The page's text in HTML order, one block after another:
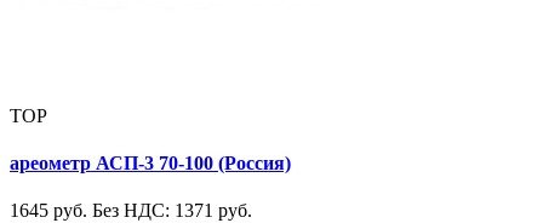
TOP
ареометр АСП-3 70-100 (Россия)
1645 руб. Без НДС: 1371 руб.